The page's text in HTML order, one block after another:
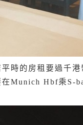
時的房租要過千
Munich Hbf乘S-